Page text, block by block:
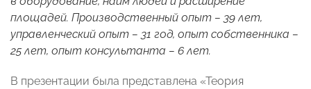
площадей. Производственный опыт – 39 лет,
управленческий опыт – 31 год, опыт собственника –
25 лет, опыт консультанта – 6 лет.
В презентации была представлена «Теория